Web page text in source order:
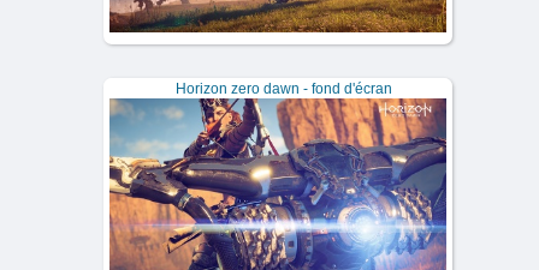
Horizon zero dawn - fond d'écran